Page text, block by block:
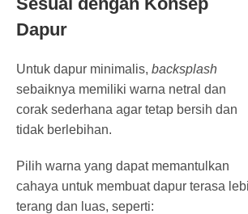
Dapur
Untuk dapur minimalis, backsplash
sebaiknya memiliki warna netral dan
corak sederhana agar tetap bersih dan
tidak berlebihan.
Pilih warna yang dapat memantulkan
cahaya untuk membuat dapur terasa
terang dan luas, seperti: